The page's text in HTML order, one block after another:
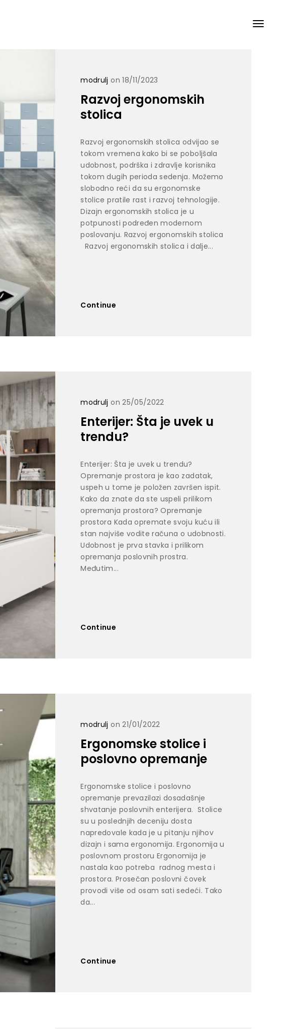
modrulj on 18/11/2023
Razvoj ergonomskih
stolica
Razvoj ergonomskih stolica odvijao se
tokom vremena kako bi se poboljšala
udobnost, podrška i zdravlje korisnika
tokom dugih perioda sedenja. Možemo
slobodno reći da su ergonomske
stolice pratile rast i razvoj tehnologije.
Dizajn ergonomskih stolica je u
potpunosti podređen modernom
poslovanju. Razvoj ergonomskih stolica
Razvoj ergonomskih stolica i dalje...
Continue
modrulj on 25/05/2022
Enterijer: Šta je uvek u
trendu?
Enterijer: Šta je uvek u trendu?
Opremanje prostora je kao zadatak,
uspeh u tome je položen završen ispit.
Kako da znate da ste uspeli prilikom
opremanja prostora? Opremanje
prostora Kada opremate svoju kuću ili
stan najviše vodite računa o udobnosti.
Udobnost je prva stavka i prilikom
opremanja poslovnih prostra.
Međutim...
Continue
modrulj on 21/01/2022
Ergonomske stolice i
poslovno opremanje
Ergonomske stolice i poslovno
opremanje prevazilazi dosadašnje
shvatanje poslovnih enterijera. Stolice
su u poslednjih deceniju dosta
napredovale kada je u pitanju njihov
dizajn i sama ergonomija. Ergonomija u
poslovnom prostoru Ergonomija je
nastala kao potreba radnog mesta i
prostora. Prosečan poslovni čovek
provodi više od osam sati sedeći. Tako
da...
Continue